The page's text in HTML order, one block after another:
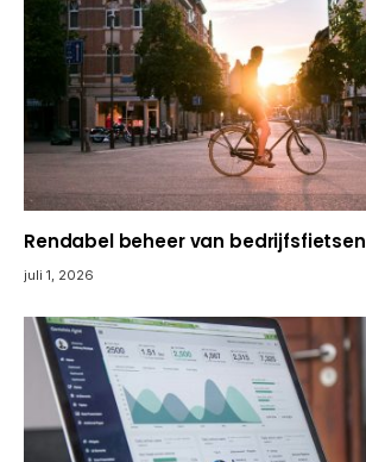
Rendabel beheer van bedrijfsfietsen
juli 1, 2026